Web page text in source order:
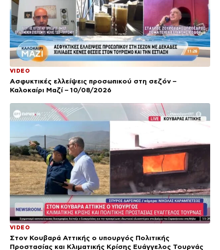
VIDEO
Ασφυκτικές ελλείψεις προσωπικού στη σεζόν –
Καλοκαίρι Μαζί – 10/08/2026
VIDEO
Στον Κουβαρά Αττικής ο υπουργός Πολιτικής
Προστασίας και Κλιματικής Κρίσης Ευάγγελος Τουρνάς